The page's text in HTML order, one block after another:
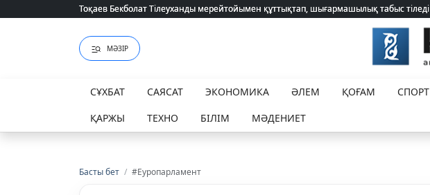
Тоқаев Бекболат Тілеуханды мерейтойымен құттықтап, шығармашылық табыс тіледі
Тоқаев Бекболат Тілеуханды мерейтойымен құттықтап, шығармашылық табыс тіледі
МӘЗІР
СҰХБАТ САЯСАТ ЭКОНОМИКА ӘЛЕМ ҚОҒАМ СПОРТ
ҚАРЖЫ
ТЕХНО БІЛІМ МӘДЕНИЕТ
Басты бет / #Еуропарламент